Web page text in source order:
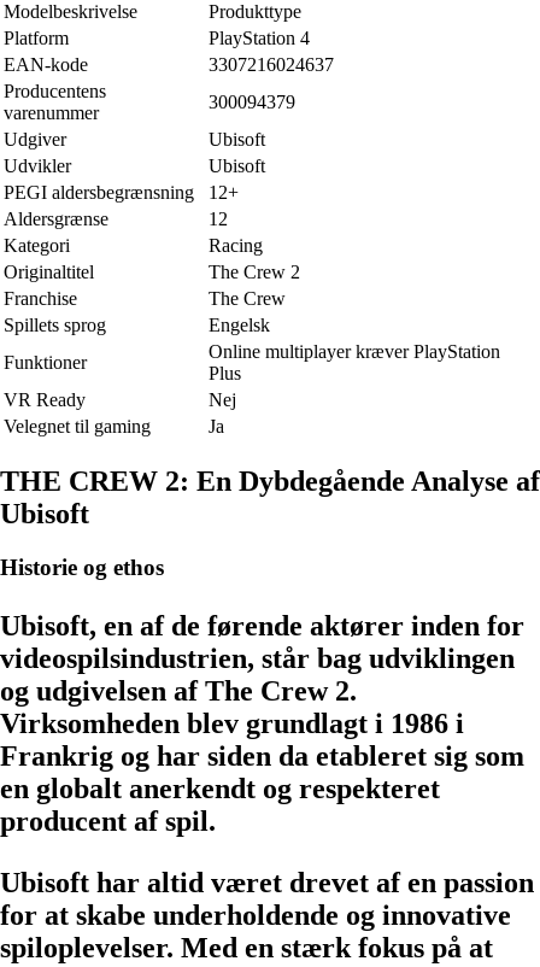
Modelbeskrivelse
Produkttype
Platform
PlayStation 4
EAN-kode
3307216024637
Producentens
varenummer
300094379
Udgiver
Ubisoft
Udvikler
Ubisoft
PEGI aldersbegrænsning
12+
Aldersgrænse
12
Kategori
Racing
Originaltitel
The Crew 2
Franchise
The Crew
Spillets sprog
Engelsk
Funktioner
Online multiplayer kræver PlayStation
Plus
VR Ready
Nej
Velegnet til gaming
Ja
THE CREW 2: En Dybdegående Analyse af
Ubisoft
Historie og ethos
Ubisoft, en af de førende aktører inden for
videospilsindustrien, står bag udviklingen
og udgivelsen af The Crew 2.
Virksomheden blev grundlagt i 1986 i
Frankrig og har siden da etableret sig som
en globalt anerkendt og respekteret
producent af spil.
Ubisoft har altid været drevet af en passion
for at skabe underholdende og innovative
spiloplevelser. Med en stærk fokus på at